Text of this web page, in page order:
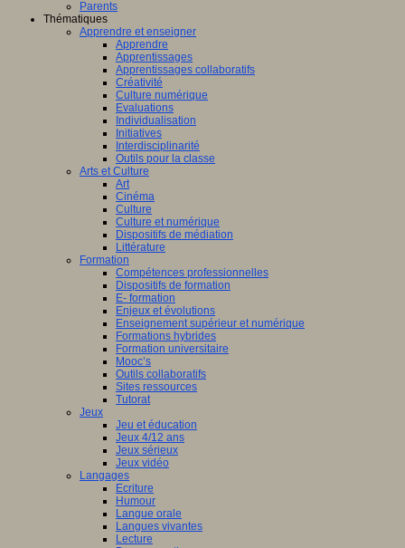
Parents
Thématiques
Apprendre et enseigner
Apprendre
Apprentissages
Apprentissages collaboratifs
Créativité
Culture numérique
Evaluations
Individualisation
Initiatives
Interdisciplinarité
Outils pour la classe
Arts et Culture
Art
Cinéma
Culture
Culture et numérique
Dispositifs de médiation
Littérature
Formation
Compétences professionnelles
Dispositifs de formation
E- formation
Enjeux et évolutions
Enseignement supérieur et numérique
Formations hybrides
Formation universitaire
Mooc’s
Outils collaboratifs
Sites ressources
Tutorat
Jeux
Jeu et éducation
Jeux 4/12 ans
Jeux sérieux
Jeux vidéo
Langages
Ecriture
Humour
Langue orale
Langues vivantes
Lecture